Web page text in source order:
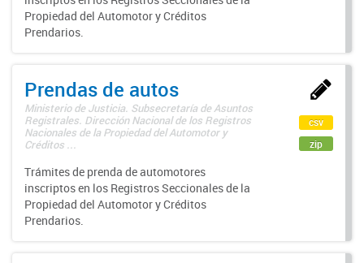
Propiedad del Automotor y Créditos
Prendarios.
Prendas de autos
Ministerio de Justicia. Subsecretaría de Asuntos
Registrales. Dirección Nacional de los Registros
Nacionales de la Propiedad del Automotor y
Créditos ...
Trámites de prenda de automotores
inscriptos en los Registros Seccionales de la
Propiedad del Automotor y Créditos
Prendarios.
csv
zip